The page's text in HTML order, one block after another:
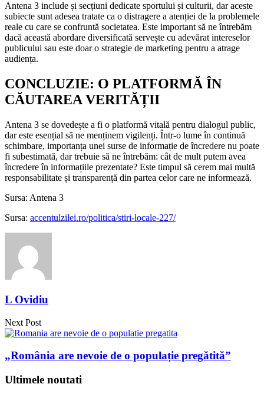
Antena 3 include și secțiuni dedicate sportului și culturii, dar aceste
subiecte sunt adesea tratate ca o distragere a atenției de la problemele
reale cu care se confruntă societatea. Este important să ne întrebăm
dacă această abordare diversificată servește cu adevărat intereselor
publicului sau este doar o strategie de marketing pentru a atrage
audiența.
CONCLUZIE: O PLATFORMĂ ÎN
CĂUTAREA VERITĂȚII
Antena 3 se dovedește a fi o platformă vitală pentru dialogul public,
dar este esențial să ne menținem vigilenți. Într-o lume în continuă
schimbare, importanța unei surse de informație de încredere nu poate
fi subestimată, dar trebuie să ne întrebăm: cât de mult putem avea
încredere în informațiile prezentate? Este timpul să cerem mai multă
responsabilitate și transparență din partea celor care ne informează.
Sursa: Antena 3
Sursa: accentulzilei.ro/politica/stiri-locale-227/
L Ovidiu
Next Post
„România are nevoie de o populație pregătită”
Ultimele noutati